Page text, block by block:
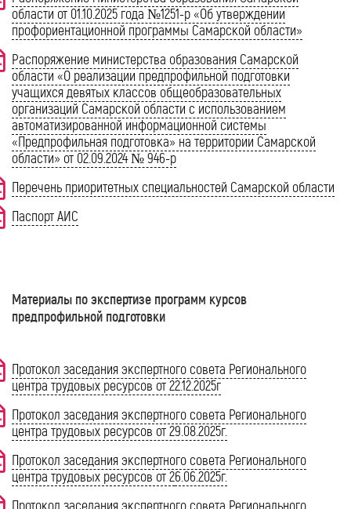
области от 01.10.2025 года №1251-р «Об утверждении
профориентационной программы Самарской области»
Распоряжение министерства образования Самарской
области «О реализации предпрофильной подготовки
учащихся девятых классов общеобразовательных
организаций Самарской области с использованием
автоматизированной информационной системы
«Предпрофильная подготовка» на территории Самарской
области» от 02.09.2024 № 946-р
Перечень приоритетных специальностей Самарской области
Паспорт АИС
Материалы по экспертизе программ курсов
предпрофильной подготовки
Протокол заседания экспертного совета Регионального
центра трудовых ресурсов от 22.12.2025г
Протокол заседания экспертного совета Регионального
центра трудовых ресурсов от 29.08.2025г.
Протокол заседания экспертного совета Регионального
центра трудовых ресурсов от 26.06.2025г.